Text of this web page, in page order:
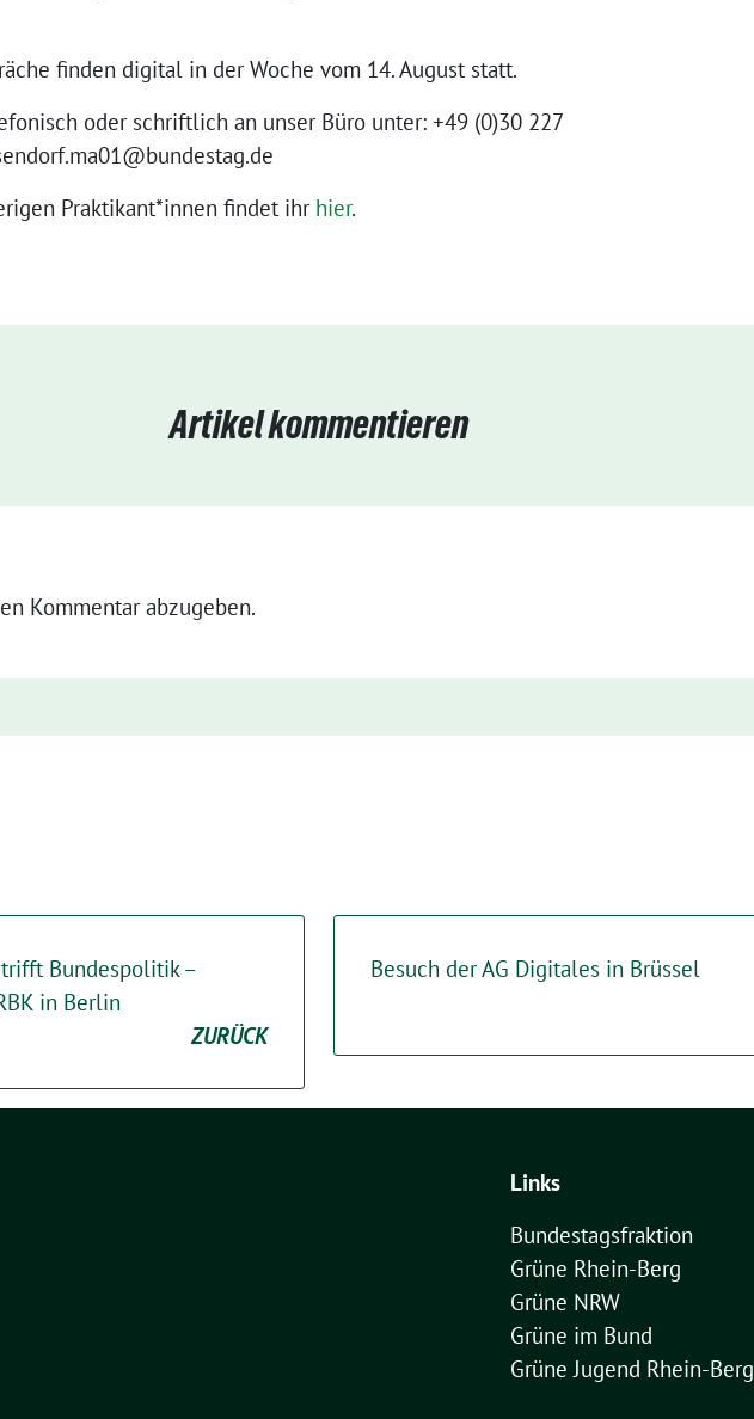
finden digital in der Woche vom 14. August statt.
oder schriftlich an unser Büro unter: +49 (0)30 227
Praktikant*innen findet ihr hier.
Artikel kommentieren
Kommentar abzugeben.
Bundespolitik –
in Berlin
ZURÜCK
Besuch der AG Digitales in Brüssel
Links
Bundestagsfraktion
Grüne Rhein-Berg
Grüne NRW
Grüne im Bund
Grüne Jugend Rhein-Berg